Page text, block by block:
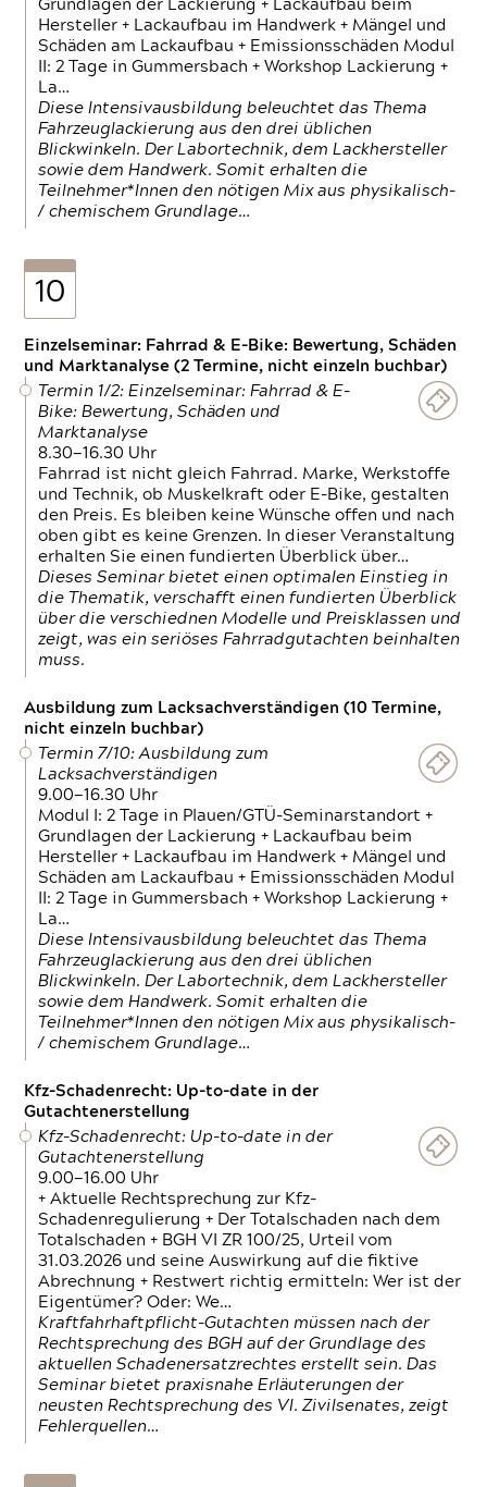
Grundlagen der Lackierung + Lackaufbau beim
Hersteller + Lackaufbau im Handwerk + Mängel und
Schäden am Lackaufbau + Emissionsschäden Modul
II: 2 Tage in Gummersbach + Workshop Lackierung +
La…
Diese Intensivausbildung beleuchtet das Thema
Fahrzeuglackierung aus den drei üblichen
Blickwinkeln. Der Labortechnik, dem Lackhersteller
sowie dem Handwerk. Somit erhalten die
Teilnehmer*Innen den nötigen Mix aus physikalisch-
/ chemischem Grundlage…
10
Einzelseminar: Fahrrad & E-Bike: Bewertung, Schäden
und Marktanalyse (2 Termine, nicht einzeln buchbar)
Termin 1/2: Einzelseminar: Fahrrad & E-
Bike: Bewertung, Schäden und
Marktanalyse
8.30—16.30 Uhr
Fahrrad ist nicht gleich Fahrrad. Marke, Werkstoffe
und Technik, ob Muskelkraft oder E-Bike, gestalten
den Preis. Es bleiben keine Wünsche offen und nach
oben gibt es keine Grenzen. In dieser Veranstaltung
erhalten Sie einen fundierten Überblick über…
Dieses Seminar bietet einen optimalen Einstieg in
die Thematik, verschafft einen fundierten Überblick
über die verschiednen Modelle und Preisklassen und
zeigt, was ein seriöses Fahrradgutachten beinhalten
muss.
Ausbildung zum Lacksachverständigen (10 Termine,
nicht einzeln buchbar)
Termin 7/10: Ausbildung zum
Lacksachverständigen
9.00—16.30 Uhr
Modul I: 2 Tage in Plauen/GTÜ-Seminarstandort +
Grundlagen der Lackierung + Lackaufbau beim
Hersteller + Lackaufbau im Handwerk + Mängel und
Schäden am Lackaufbau + Emissionsschäden Modul
II: 2 Tage in Gummersbach + Workshop Lackierung +
La…
Diese Intensivausbildung beleuchtet das Thema
Fahrzeuglackierung aus den drei üblichen
Blickwinkeln. Der Labortechnik, dem Lackhersteller
sowie dem Handwerk. Somit erhalten die
Teilnehmer*Innen den nötigen Mix aus physikalisch-
/ chemischem Grundlage…
Kfz-Schadenrecht: Up-to-date in der
Gutachtenerstellung
Kfz-Schadenrecht: Up-to-date in der
Gutachtenerstellung
9.00—16.00 Uhr
+ Aktuelle Rechtsprechung zur Kfz-
Schadenregulierung + Der Totalschaden nach dem
Totalschaden + BGH VI ZR 100/25, Urteil vom
31.03.2026 und seine Auswirkung auf die fiktive
Abrechnung + Restwert richtig ermitteln: Wer ist der
Eigentümer? Oder: We…
Kraftfahrhaftpflicht-Gutachten müssen nach der
Rechtsprechung des BGH auf der Grundlage des
aktuellen Schadenersatzrechtes erstellt sein. Das
Seminar bietet praxisnahe Erläuterungen der
neusten Rechtsprechung des VI. Zivilsenates, zeigt
Fehlerquellen…